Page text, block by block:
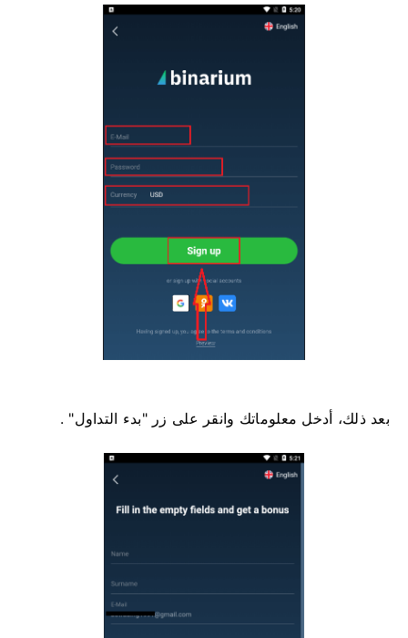
بعد ذلك، أدخل معلوماتك وانقر على زر "بدء التداول" .